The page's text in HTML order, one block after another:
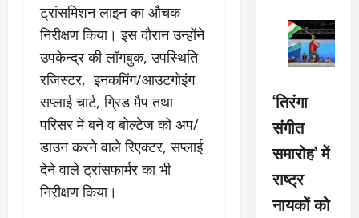
ट्रांसमिशन लाइन का औचक
निरीक्षण किया। इस दौरान उन्होंने
उपकेन्द्र की लॉगबुक, उपस्थिति
रजिस्टर, इनकमिंग/आउटगोइंग
सप्लाई चार्ट, ग्रिड मैप तथा
परिसर में बने व बोल्टेज को अप/
डाउन करने वाले रिएक्टर, सप्लाई
देने वाले ट्रांसफार्मर का भी
निरीक्षण किया।
‘तिरंगा
संगीत
समारोह’ में
राष्ट्र
नायकों को